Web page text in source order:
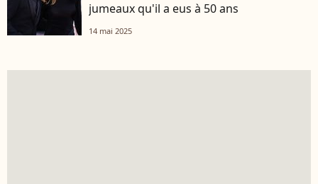
jumeaux qu'il a eus à 50 ans
14 mai 2025